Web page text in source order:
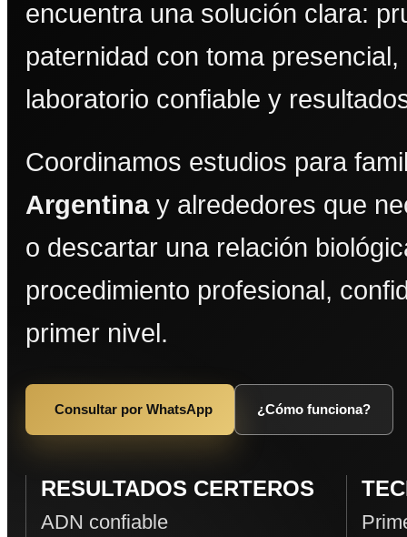
encuentra una solución clara:
paternidad con toma
laboratorio confiable y
Coordinamos estudios para
Argentinay alrededores que
o descartar una relación
procedimiento profesional,
primer nivel.
Consultar por WhatsApp ¿Cómo funciona?
RESULTADOS CERTEROS
ADN confiable